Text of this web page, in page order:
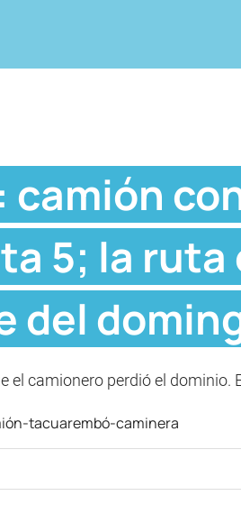
camión
5; la
del
el camionero perdió el